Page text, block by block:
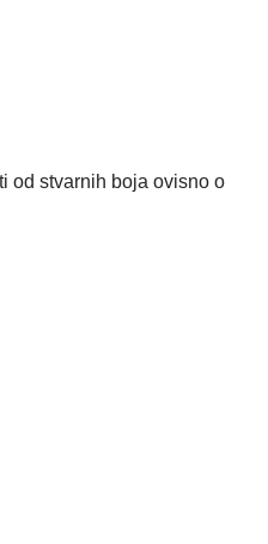
od stvarnih boja ovisno o